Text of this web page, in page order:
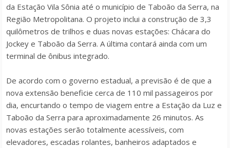
da Estação Vila Sônia até o município de Taboão da Serra, na
Região Metropolitana. O projeto inclui a construção de 3,3
quilômetros de trilhos e duas novas estações: Chácara do
Jockey e Taboão da Serra. A última contará ainda com um
terminal de ônibus integrado.
De acordo com o governo estadual, a previsão é de que a
nova extensão beneficie cerca de 110 mil passageiros por
dia, encurtando o tempo de viagem entre a Estação da Luz e
Taboão da Serra para aproximadamente 26 minutos. As
novas estações serão totalmente acessíveis, com
elevadores, escadas rolantes, banheiros adaptados e